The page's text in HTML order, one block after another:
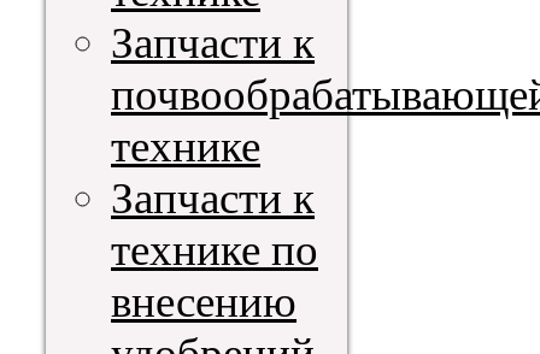
Запчасти к
технике
Запчасти к
технике по
внесению